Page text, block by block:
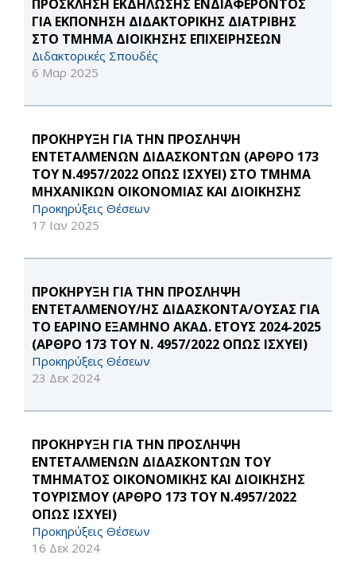
ΠΡΟΣΚΛΗΣΗ ΕΚΔΗΛΩΣΗΣ ΕΝΔΙΑΦΕΡΟΝΤΟΣ
ΓΙΑ ΕΚΠΟΝΗΣΗ ΔΙΔΑΚΤΟΡΙΚΗΣ ΔΙΑΤΡΙΒΗΣ
ΣΤΟ ΤΜΗΜΑ ΔΙΟΙΚΗΣΗΣ ΕΠΙΧΕΙΡΗΣΕΩΝ
Διδακτορικές Σπουδές
6 Μαρ 2025
ΠΡΟΚΗΡΥΞΗ ΓΙΑ ΤΗΝ ΠΡΟΣΛΗΨΗ
ΕΝΤΕΤΑΛΜΕΝΩΝ ΔΙΔΑΣΚΟΝΤΩΝ (ΑΡΘΡΟ 173
ΤΟΥ Ν.4957/2022 ΟΠΩΣ ΙΣΧΥΕΙ) ΣΤΟ ΤΜΗΜΑ
ΜΗΧΑΝΙΚΩΝ ΟΙΚΟΝΟΜΙΑΣ ΚΑΙ ΔΙΟΙΚΗΣΗΣ
Προκηρύξεις Θέσεων
17 Ιαν 2025
ΠΡΟΚΗΡΥΞΗ ΓΙΑ ΤΗΝ ΠΡΟΣΛΗΨΗ
ΕΝΤΕΤΑΛΜΕΝΟΥ/ΗΣ ΔΙΔΑΣΚΟΝΤΑ/ΟΥΣΑΣ ΓΙΑ
ΤΟ ΕΑΡΙΝΟ ΕΞΑΜΗΝΟ ΑΚΑΔ. ΕΤΟΥΣ 2024-2025
(ΑΡΘΡΟ 173 ΤΟΥ Ν. 4957/2022 ΟΠΩΣ ΙΣΧΥΕΙ)
Προκηρύξεις Θέσεων
23 Δεκ 2024
ΠΡΟΚΗΡΥΞΗ ΓΙΑ ΤΗΝ ΠΡΟΣΛΗΨΗ
ΕΝΤΕΤΑΛΜΕΝΩΝ ΔΙΔΑΣΚΟΝΤΩΝ ΤΟΥ
ΤΜΗΜΑΤΟΣ ΟΙΚΟΝΟΜΙΚΗΣ ΚΑΙ ΔΙΟΙΚΗΣΗΣ
ΤΟΥΡΙΣΜΟΥ (ΑΡΘΡΟ 173 ΤΟΥ Ν.4957/2022
ΟΠΩΣ ΙΣΧΥΕΙ)
Προκηρύξεις Θέσεων
16 Δεκ 2024